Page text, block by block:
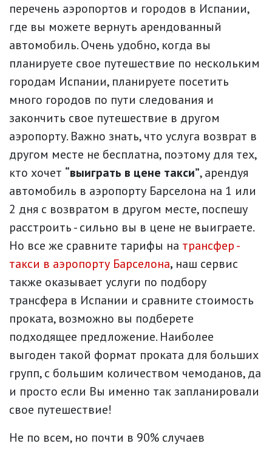
перечень аэропортов и городов в Испании,
где вы можете вернуть арендованный
автомобиль. Очень удобно, когда вы
планируете свое путешествие по нескольким
городам Испании, планируете посетить
много городов по пути следования и
закончить свое путешествие в другом
аэропорту. Важно знать, что услуга возврат в
другом месте не бесплатна, поэтому для тех,
кто хочет “выиграть в цене такси”, арендуя
автомобиль в аэропорту Барселона на 1 или
2 дня с возвратом в другом месте, поспешу
расстроить - сильно вы в цене не выиграете.
Но все же сравните тарифы на трансфер -
такси в аэропорту Барселона, наш сервис
также оказывает услуги по подбору
трансфера в Испании и сравните стоимость
проката, возможно вы подберете
подходящее предложение. Наиболее
выгоден такой формат проката для больших
групп, с большим количеством чемоданов, да
и просто если Вы именно так запланировали
свое путешествие!
Не по всем, но почти в 90% случаев